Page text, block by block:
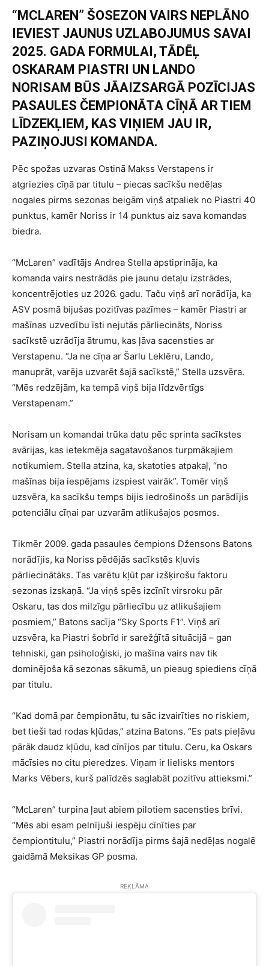
“MCLAREN” ŠOSEZON VAIRS NEPLĀNO
IEVIEST JAUNUS UZLABOJUMUS SAVAI
2025. GADA FORMULAI, TĀDĒĻ
OSKARAM PIASTRI UN LANDO
NORISAM BŪS JĀAIZSARGĀ POZĪCIJAS
PASAULES ČEMPIONĀTA CĪŅĀ AR TIEM
LĪDZEKĻIEM, KAS VIŅIEM JAU IR,
PAZIŅOJUSI KOMANDA.
Pēc spožas uzvaras Ostinā Makss Verstapens ir
atgriezies cīņā par titulu – piecas sacīkšu nedēļas
nogales pirms sezonas beigām viņš atpaliek no Piastri 40
punktus, kamēr Noriss ir 14 punktus aiz sava komandas
biedra.
“McLaren” vadītājs Andrea Stella apstiprināja, ka
komanda vairs nestrādās pie jaunu detaļu izstrādes,
koncentrējoties uz 2026. gadu. Taču viņš arī norādīja, ka
ASV posmā bijušas pozitīvas pazīmes – kamēr Piastri ar
mašīnas uzvedību īsti nejutās pārliecināts, Noriss
sacīkstē uzrādīja ātrumu, kas ļāva sacensties ar
Verstapenu. “Ja ne cīņa ar Šarlu Leklēru, Lando,
manuprāt, varēja uzvarēt šajā sacīkstē,” Stella uzsvēra.
“Mēs redzējām, ka tempā viņš bija līdzvērtīgs
Verstapenam.”
Norisam un komandai trūka datu pēc sprinta sacīkstes
avārijas, kas ietekmēja sagatavošanos turpmākajiem
notikumiem. Stella atzina, ka, skatoties atpakaļ, “no
mašīnas bija iespējams izspiest vairāk”. Tomēr viņš
uzsvēra, ka sacīkšu temps bijis iedrošinošs un parādījis
potenciālu cīņai par uzvarām atlikušajos posmos.
Tikmēr 2009. gada pasaules čempions Džensons Batons
norādījis, ka Noriss pēdējās sacīkstēs kļuvis
pārliecinātāks. Tas varētu kļūt par izšķirošu faktoru
sezonas izskaņā. “Ja viņš spēs izcīnīt virsroku pār
Oskaru, tas dos milzīgu pārliecību uz atlikušajiem
posmiem,” Batons sacīja “Sky Sports F1”. Viņš arī
uzsvēra, ka Piastri šobrīd ir sarežģītā situācijā – gan
tehniski, gan psiholoģiski, jo mašīna vairs nav tik
dominējoša kā sezonas sākumā, un pieaug spiediens cīņā
par titulu.
“Kad domā par čempionātu, tu sāc izvairīties no riskiem,
bet tieši tad rodas kļūdas,” atzina Batons. “Es pats pieļāvu
pārāk daudz kļūdu, kad cīnījos par titulu. Ceru, ka Oskars
mācīsies no citu pieredzes. Viņam ir lielisks mentors
Marks Vēbers, kurš palīdzēs saglabāt pozitīvu attieksmi.”
“McLaren” turpina ļaut abiem pilotiem sacensties brīvi.
“Mēs abi esam pelnījuši iespēju cīnīties par
čempiontitulu,” Piastri norādīja pirms šajā nedēļas nogalē
gaidāmā Meksikas GP posma.
REKLĀMA